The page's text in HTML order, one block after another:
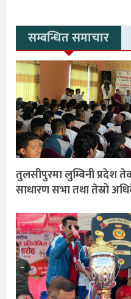
सम्बन्धित समाचार
तुलसीपुरमा लुम्बिनी प्रदेश
साधारण सभा तथा तेस्रो